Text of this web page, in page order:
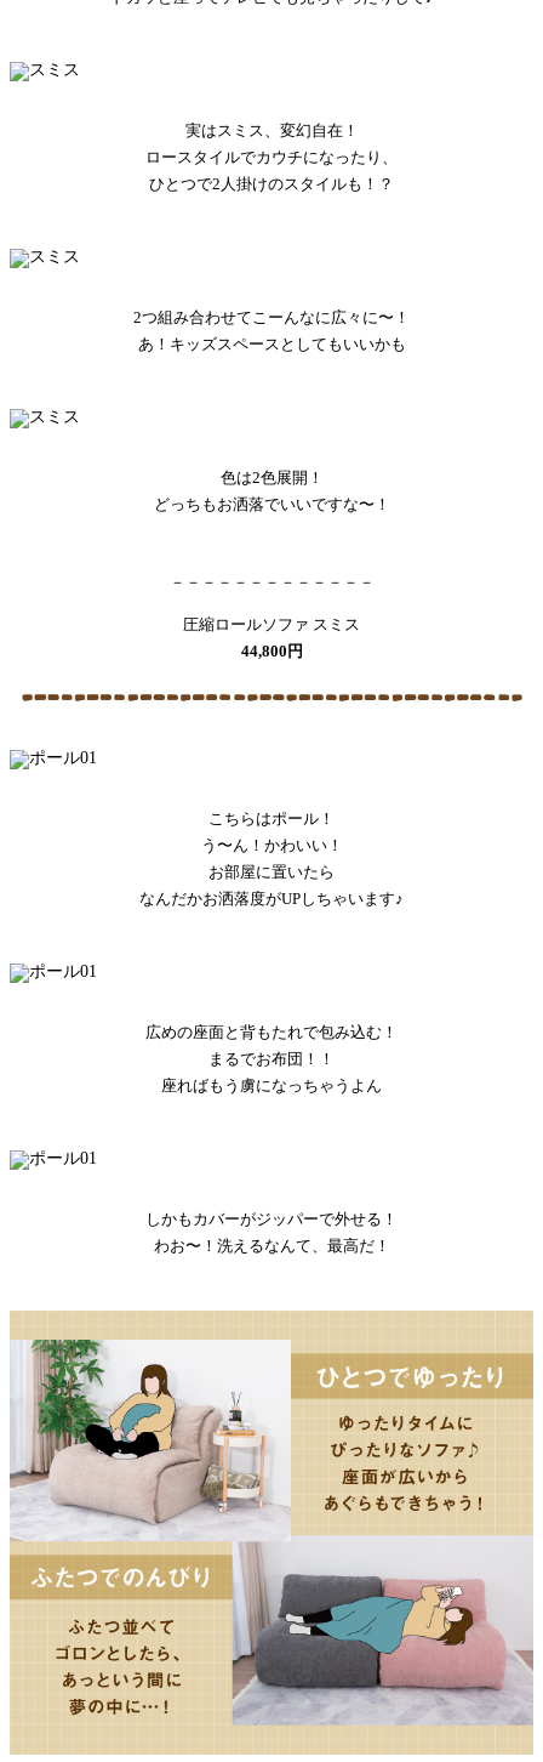
実はスミス、変幻自在！
ロースタイルでカウチになったり、
ひとつで2人掛けのスタイルも！？
2つ組み合わせてこーんなに広々に〜！
あ！キッズスペースとしてもいいかも
色は2色展開！
どっちもお洒落でいいですな〜！
－－－－－－－－－－－－－
圧縮ロールソファ スミス
44,800円
こちらはポール！
う〜ん！かわいい！
お部屋に置いたら
なんだかお洒落度がUPしちゃいます♪
広めの座面と背もたれで包み込む！
まるでお布団！！
座ればもう虜になっちゃうよん
しかもカバーがジッパーで外せる！
わお〜！洗えるなんて、最高だ！